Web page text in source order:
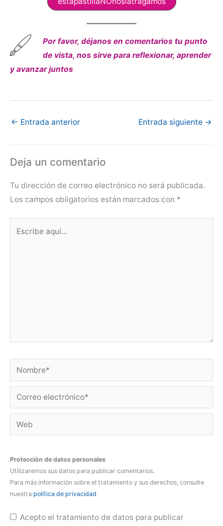
Por favor, déjanos en comentarios tu punto
de vista, nos sirve para reflexionar, aprender
y avanzar juntos
← Entrada anterior Entrada siguiente →
Deja un comentario
Tu dirección de correo electrónico no será publicada.
Los campos obligatorios están marcados con *
Nombre*
Correo
electrónico*
Web
Protección de datos personales
Utilizaremos sus datos para publicar comentarios.
Para más información sobre el tratamiento y sus derechos, consulte
nuestra política de privacidad
Acepto el tratamiento de datos para publicar